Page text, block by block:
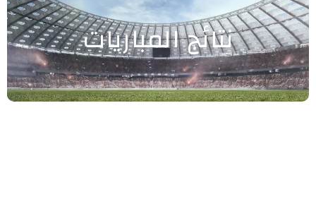
نتائج المباريات